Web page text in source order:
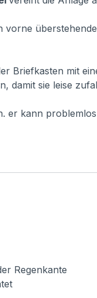
vorne
Briefkasten mit
damit sie leise
er kann
Regenkante